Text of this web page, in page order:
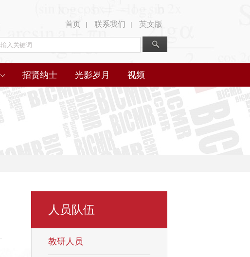
首页 | 联系我们 | 英文版
招贤纳士 光影岁月 视频
人员队伍
教研人员